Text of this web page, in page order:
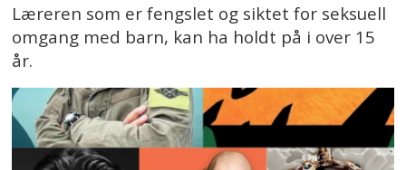
Læreren som er fengslet og siktet for seksuell
omgang med barn, kan ha holdt på i over 15
år.